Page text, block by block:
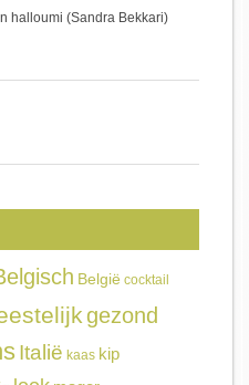
halloumi (Sandra Bekkari)
België cocktail
gezond
Italië kaas kip